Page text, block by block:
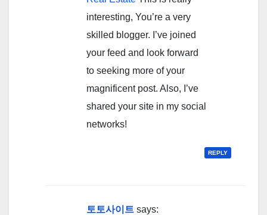
interesting, You’re a very
skilled blogger. I’ve joined
your feed and look forward
to seeking more of your
magnificent post. Also, I’ve
shared your site in my social
networks!
REPLY
토토사이트 says: